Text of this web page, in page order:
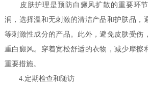
皮肤护理是预防白癜风扩散的重要环节
润，选择温和无刺激的清洁产品和护肤品，
等刺激性成分的产品。此外，避免皮肤受伤
重白癜风。穿着宽松舒适的衣物，减少摩擦
重要措施。
4.定期检查和随访